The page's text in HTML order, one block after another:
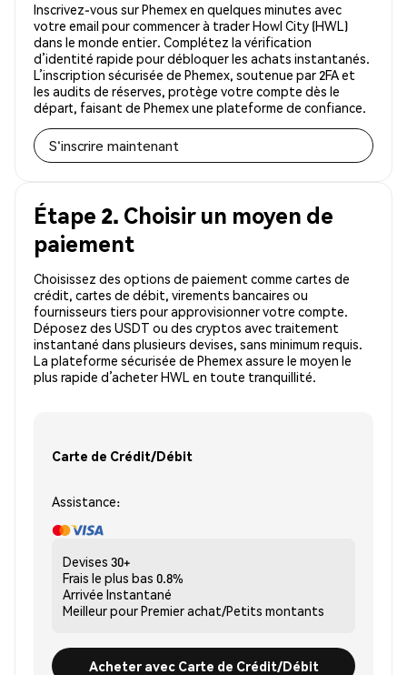
Inscrivez-vous sur Phemex en quelques minutes avec
votre email pour commencer à trader Howl City (HWL)
dans le monde entier. Complétez la vérification
d’identité rapide pour débloquer les achats instantanés.
L’inscription sécurisée de Phemex, soutenue par 2FA et
les audits de réserves, protège votre compte dès le
départ, faisant de Phemex une plateforme de confiance.
S'inscrire maintenant
Étape 2. Choisir un moyen de
paiement
Choisissez des options de paiement comme cartes de
crédit, cartes de débit, virements bancaires ou
fournisseurs tiers pour approvisionner votre compte.
Déposez des USDT ou des cryptos avec traitement
instantané dans plusieurs devises, sans minimum requis.
La plateforme sécurisée de Phemex assure le moyen le
plus rapide d’acheter HWL en toute tranquillité.
Carte de Crédit/Débit
Assistance:
Devises 30+
Frais le plus bas 0.8%
Arrivée Instantané
Meilleur pourPremier achat/Petits montants
Acheter avec Carte de Crédit/Débit